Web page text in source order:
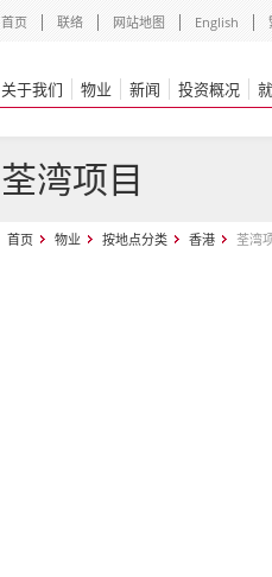
首页 联络 网站地图 English
关于我们 物业 新闻 投资概况
荃湾项目
首页 物业 按地点分类 香港 荃湾